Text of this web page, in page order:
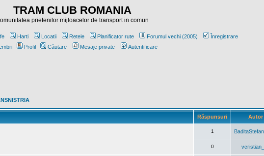
TRAM CLUB ROMANIA
prietenilor mijloacelor de transport in comun
Harti Locatii Retele Planificator rute Forumul vechi (2005)
Înregistrare
Profil Căutare Mesaje private Autentificare
Răspunsuri Autor
1
0